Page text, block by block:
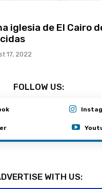
iglesia de El Cairo
17, 2022
FOLLOW US:
WITH US: